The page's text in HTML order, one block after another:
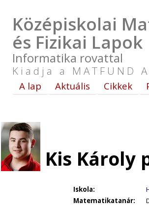
Középiskolai
és Fizikai Lapok
Informatika rovattal
Kiadja a MATFUND
A lap Aktuális Cikkek
Kis Károly
Iskola:
Matematikatanár: